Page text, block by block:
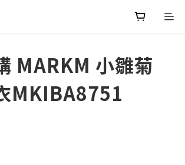
MARKM 小雛菊
MKIBA8751